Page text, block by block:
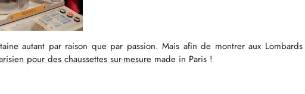
autant par raison que par passion. Mais afin de montrer aux
pour des chaussettes sur-mesure made in Paris !